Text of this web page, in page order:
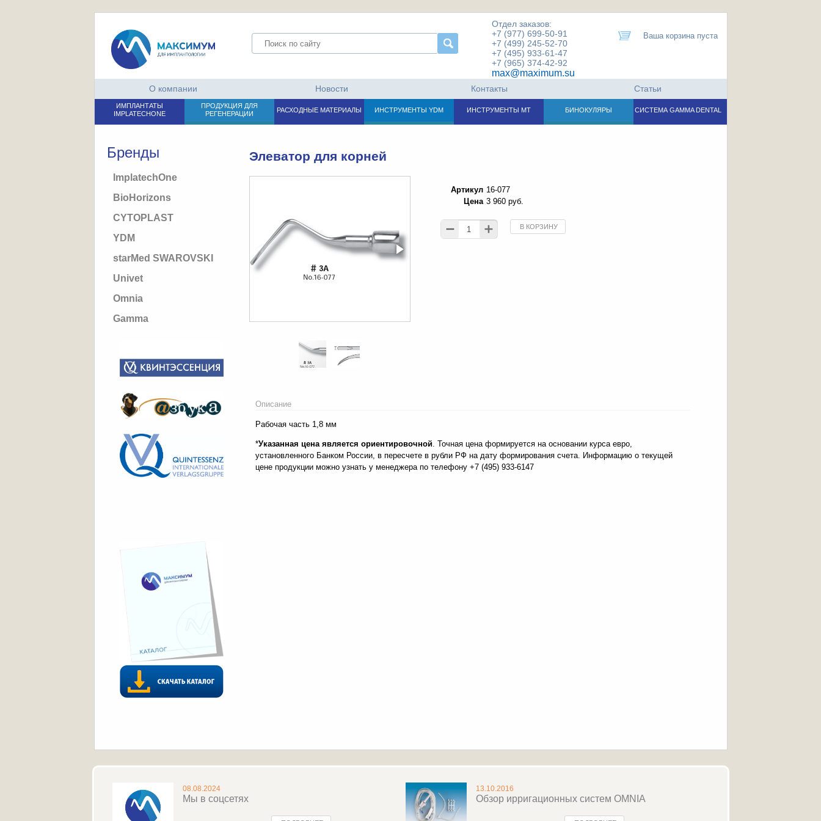
Отдел заказов:
+7 (977) 699-50-91
+7 (499) 245-52-70
+7 (495) 933-61-47
+7 (965) 374-42-92
max@maximum.su
Ваша корзина пуста
О компании Новости Контакты Статьи
ИМПЛАНТАТЫ
IMPLATECHONE
ПРОДУКЦИЯ ДЛЯ
РЕГЕНЕРАЦИИ
РАСХОДНЫЕ МАТЕРИАЛЫ ИНСТРУМЕНТЫ YDM ИНСТРУМЕНТЫ МТ БИНОКУЛЯРЫ СИСТЕМА GAMMA DENTAL
Бренды
ImplatechOne
BioHorizons
CYTOPLAST
YDM
starMed SWAROVSKI
Univet
Omnia
Gamma
Элеватор для корней
Артикул 16-077
Цена 3 960 руб.
В КОРЗИНУ
Описание
Рабочая часть 1,8 мм
*Указанная цена является ориентировочной. Точная цена формируется на основании курса евро,
установленного Банком России, в пересчете в рубли РФ на дату формирования счета. Информацию о текущей
цене продукции можно узнать у менеджера по телефону +7 (495) 933-6147
08.08.2024
Мы в соцсетях
13.10.2016
Обзор ирригационных систем OMNIA